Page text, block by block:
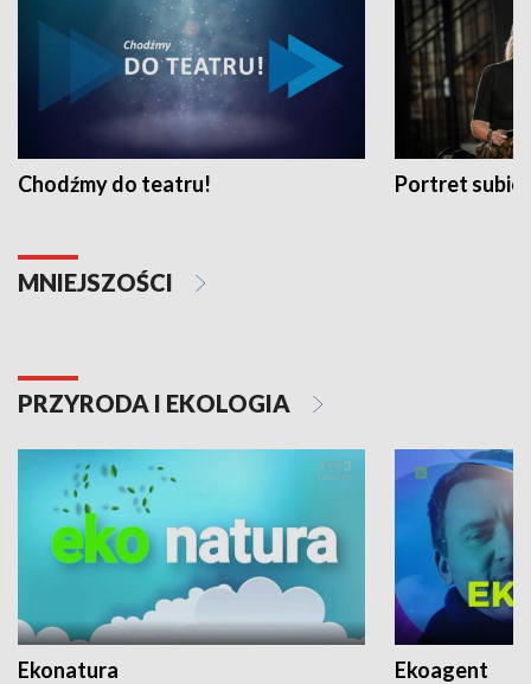
Chodźmy do teatru! Portret
MNIEJSZOŚCI
PRZYRODA I EKOLOGIA
Ekonatura Ekoagent